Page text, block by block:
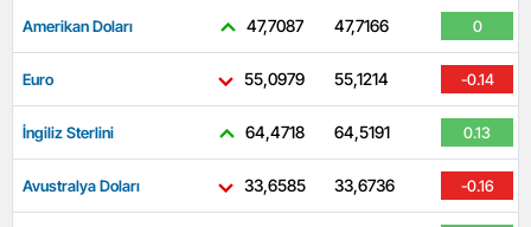
Amerikan Doları 47,7087 47,7166 0
Euro 55,0979 55,1214 -0.14
İngiliz Sterlini 64,4718 64,5191 0.13
Avustralya Doları 33,6585 33,6736 -0.16